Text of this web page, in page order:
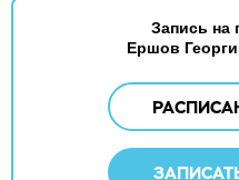
Запись на
Ершов